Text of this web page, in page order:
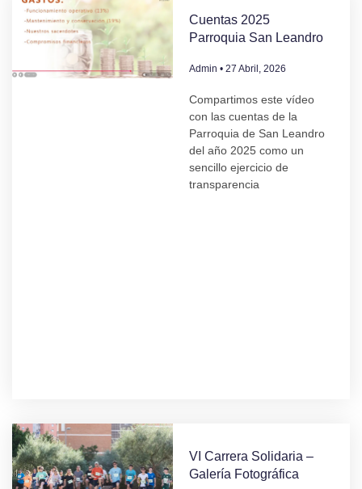
Cuentas 2025
Parroquia San Leandro
Admin 27 Abril, 2026
Compartimos este vídeo
con las cuentas de la
Parroquia de San Leandro
del año 2025 como un
sencillo ejercicio de
transparencia
VI Carrera Solidaria –
Galería Fotográfica